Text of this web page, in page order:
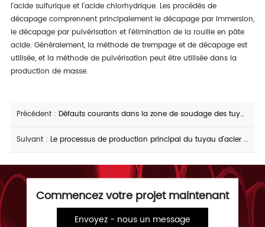
l'acide sulfurique et l'acide chlorhydrique. Les procédés de
décapage comprennent principalement le décapage par immersion,
le décapage par pulvérisation et l'élimination de la rouille en pâte
acide. Généralement, la méthode de trempage et de décapage est
utilisée, et la méthode de pulvérisation peut être utilisée dans la
production de masse.
Précédent : Défauts courants dans la zone de soudage des tuyaux en acier soudés à l'arc submergé en spirale
Suivant : Le processus de production principal du tuyau d'acier soudé par couture droite de grand diamètre
Commencez votre projet maintenant
Envoyez - nous un message